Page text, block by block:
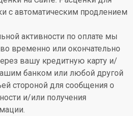
с автоматическим продлением
активности по оплате мы
временно или окончательно
вашу кредитную карту и/
банком или любой другой
стороной для сообщения о
и/или получения